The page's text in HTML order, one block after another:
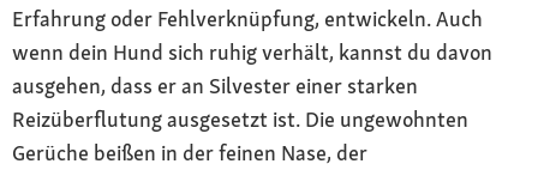
Erfahrung oder Fehlverknüpfung, entwickeln. Auch
wenn dein Hund sich ruhig verhält, kannst du davon
ausgehen, dass er an Silvester einer starken
Reizüberflutung ausgesetzt ist. Die ungewohnten
Gerüche beißen in der feinen Nase, der